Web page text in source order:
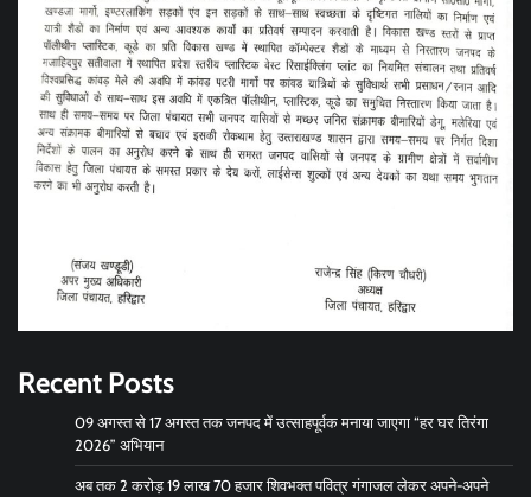
Recent Posts
09 अगस्त से 17 अगस्त तक जनपद में उत्साहपूर्वक मनाया जाएगा “हर घर तिरंगा
2026” अभियान
अब तक 2 करोड़ 19 लाख 70 हजार शिवभक्त पवित्र गंगाजल लेकर अपने-अपने